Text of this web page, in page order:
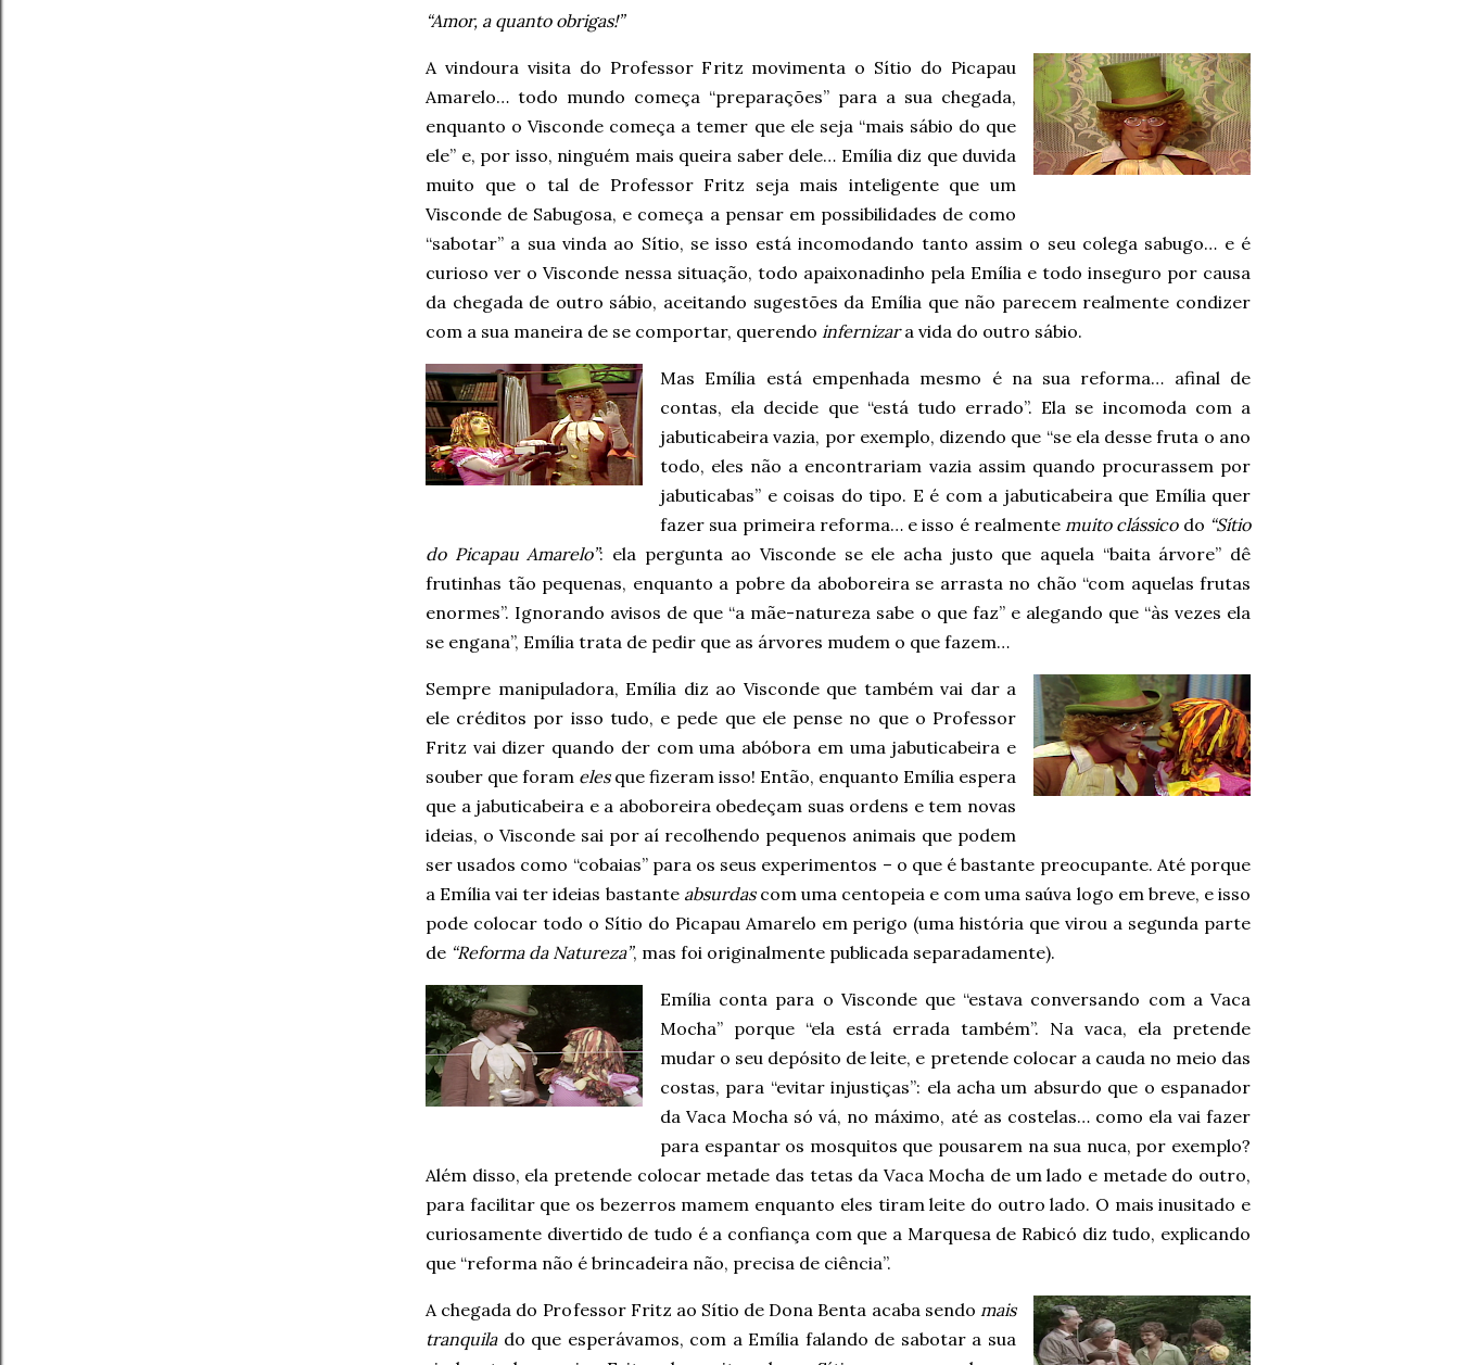
“Amor, a quanto obrigas!”
A vindoura visita do Professor Fritz movimenta o Sítio do Picapau
Amarelo… todo mundo começa “preparações” para a sua chegada,
enquanto o Visconde começa a temer que ele seja “mais sábio do que
ele” e, por isso, ninguém mais queira saber dele… Emília diz que duvida
muito que o tal de Professor Fritz seja mais inteligente que um
Visconde de Sabugosa, e começa a pensar em possibilidades de como
“sabotar” a sua vinda ao Sítio, se isso está incomodando tanto assim o seu colega sabugo… e é
curioso ver o Visconde nessa situação, todo apaixonadinho pela Emília e todo inseguro por causa
da chegada de outro sábio, aceitando sugestões da Emília que não parecem realmente condizer
com a sua maneira de se comportar, querendo infernizara vida do outro sábio.
Mas Emília está empenhada mesmo é na sua reforma… afinal de
contas, ela decide que “está tudo errado”. Ela se incomoda com a
jabuticabeira vazia, por exemplo, dizendo que “se ela desse fruta o ano
todo, eles não a encontrariam vazia assim quando procurassem por
jabuticabas” e coisas do tipo. E é com a jabuticabeira que Emília quer
fazer sua primeira reforma… e isso é realmentemuito clássicodo “Sítio
do Picapau Amarelo”: ela pergunta ao Visconde se ele acha justo que aquela “baita árvore” dê
frutinhas tão pequenas, enquanto a pobre da aboboreira se arrasta no chão “com aquelas frutas
enormes”. Ignorando avisos de que “a mãe-natureza sabe o que faz” e alegando que “às vezes ela
se engana”, Emília trata de pedir que as árvores mudem o que fazem…
Sempre manipuladora, Emília diz ao Visconde que também vai dar a
ele créditos por isso tudo, e pede que ele pense no que o Professor
Fritz vai dizer quando der com uma abóbora em uma jabuticabeira e
souber que foram elesque fizeram isso! Então, enquanto Emília espera
que a jabuticabeira e a aboboreira obedeçam suas ordens e tem novas
ideias, o Visconde sai por aí recolhendo pequenos animais que podem
ser usados como “cobaias” para os seus experimentos – o que é bastante preocupante. Até porque
a Emília vai ter ideias bastante absurdascom uma centopeia e com uma saúva logo em breve, e isso
pode colocar todo o Sítio do Picapau Amarelo em perigo (uma história que virou a segunda parte
de “Reforma da Natureza”, mas foi originalmente publicada separadamente).
Emília conta para o Visconde que “estava conversando com a Vaca
Mocha” porque “ela está errada também”. Na vaca, ela pretende
mudar o seu depósito de leite, e pretende colocar a cauda no meio das
costas, para “evitar injustiças”: ela acha um absurdo que o espanador
da Vaca Mocha só vá, no máximo, até as costelas… como ela vai fazer
para espantar os mosquitos que pousarem na sua nuca, por exemplo?
Além disso, ela pretende colocar metade das tetas da Vaca Mocha de um lado e metade do outro,
para facilitar que os bezerros mamem enquanto eles tiram leite do outro lado. O mais inusitado e
curiosamente divertido de tudo é a confiança com que a Marquesa de Rabicó diz tudo, explicando
que “reforma não é brincadeira não, precisa de ciência”.
A chegada do Professor Fritz ao Sítio de Dona Benta acaba sendo mais
tranquilado que esperávamos, com a Emília falando de sabotar a sua